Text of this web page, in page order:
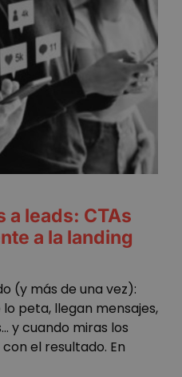
a leads: CTAs
a la landing
(y más de una vez):
peta, llegan mensajes,
y cuando miras los
el resultado. En